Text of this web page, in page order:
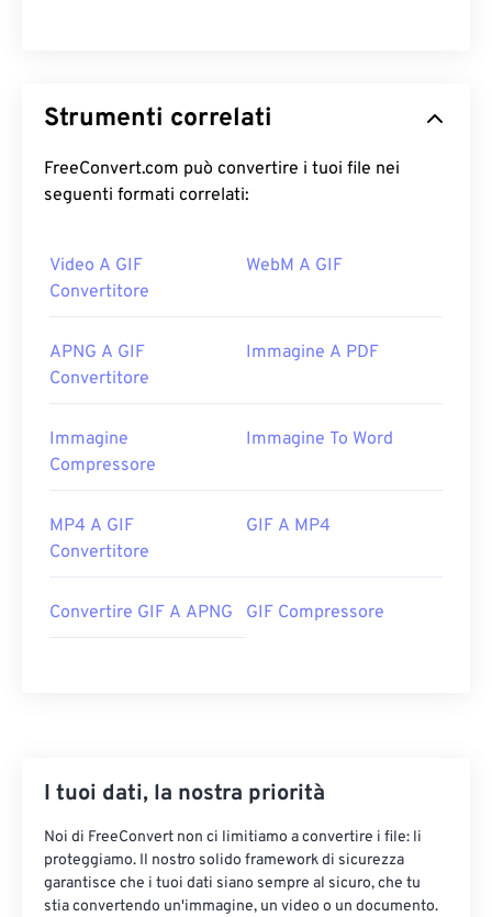
Strumenti correlati
FreeConvert.com può convertire i tuoi file nei
seguenti formati correlati:
Video A GIF
Convertitore
WebM A GIF
APNG A GIF
Convertitore
Immagine A PDF
Immagine
Compressore
Immagine To Word
MP4 A GIF
Convertitore
GIF A MP4
Convertire GIF A APNG GIF Compressore
I tuoi dati, la nostra priorità
Noi di FreeConvert non ci limitiamo a convertire i file: li
proteggiamo. Il nostro solido framework di sicurezza
garantisce che i tuoi dati siano sempre al sicuro, che tu
stia convertendo un'immagine, un video o un documento.